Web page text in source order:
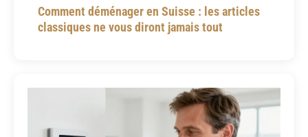
Comment déménager en Suisse : les articles
classiques ne vous diront jamais tout